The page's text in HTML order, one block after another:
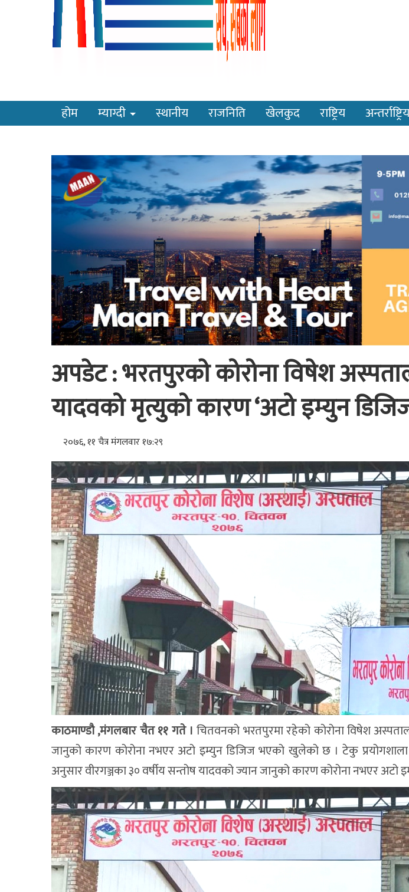
होम म्याग्दी स्थानीय राजनिति खेलकुद राष्ट्रिय अन्तर्राष्ट्रिय
अपडेट : भरतपुरकाे कोरोना विषेश
यादवको मृत्युको कारण ‘अटो इम्युन
२०७६, ११ चैत्र मंगलवार १७:२९
काठमाण्डौ ,मंगलबार चैत ११ गते । चितवनको भरतपुरमा रहेको कोरोना विषेश
जानुको कारण कोरोना नभएर अटो इम्युन डिजिज भएको खुलेको छ । टेकु प्रयोगशाला
अनुसार वीरगञ्जका ३० वर्षीय सन्तोष यादवको ज्यान जानुको कारण कोरोना नभएर अटो